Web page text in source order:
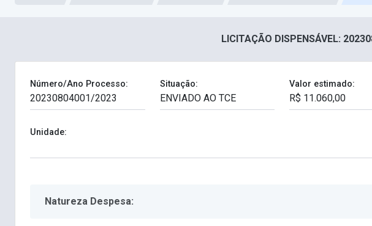
LICITAÇÃO DISPENSÁVEL:
Número/Ano Processo: Situação: Valor estimado:
Unidade:
Natureza Despesa: